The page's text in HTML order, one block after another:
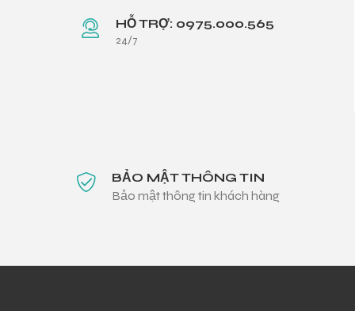
HỖ TRỢ: 0975.000.565
24/7
BẢO MẬT THÔNG TIN
Bảo mật thông tin khách hàng